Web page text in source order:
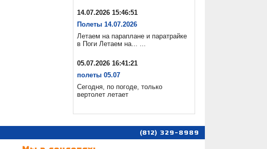
14.07.2026 15:46:51
Полеты 14.07.2026
Летаем на параплане и паратрайке
в Поги Летаем на... ...
05.07.2026 16:41:21
полеты 05.07
Сегодня, по погоде, только
вертолет летает
(812) 329-8989